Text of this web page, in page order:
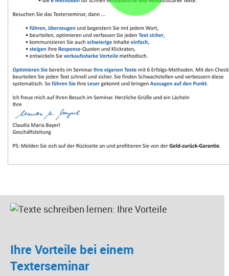
Ihre Vorteile bei einem
Texterseminar